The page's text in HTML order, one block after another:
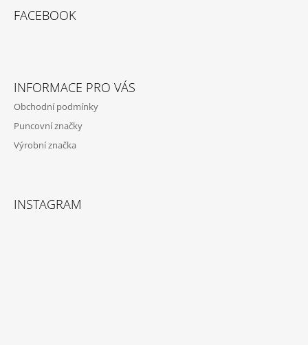
FACEBOOK
INFORMACE PRO VÁS
Obchodní podmínky
Puncovní značky
Výrobní značka
INSTAGRAM